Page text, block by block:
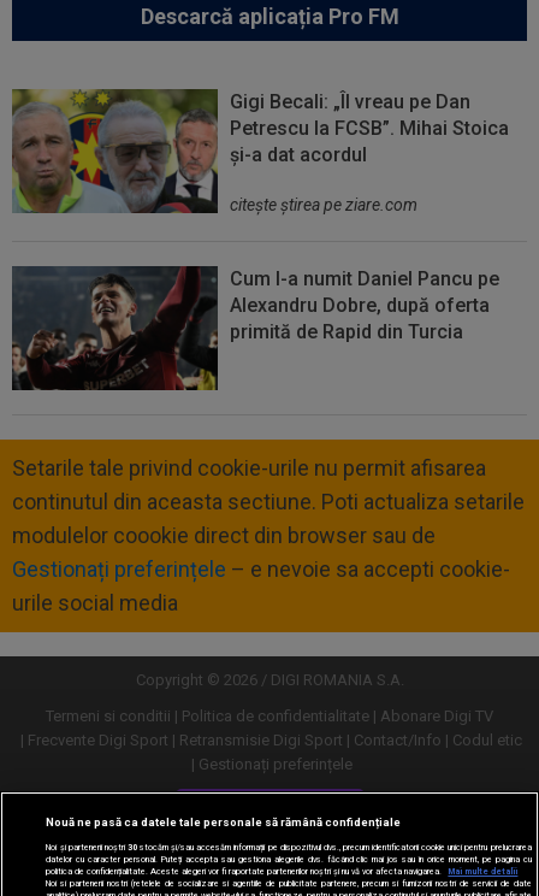
Descarcă aplicația Pro FM
Gigi Becali: „Îl vreau pe Dan
Petrescu la FCSB”. Mihai Stoica
și-a dat acordul
citeşte ştirea pe ziare.com
Cum l-a numit Daniel Pancu pe
Alexandru Dobre, după oferta
primită de Rapid din Turcia
Setarile tale privind cookie-urile nu permit afisarea
continutul din aceasta sectiune. Poti actualiza setarile
modulelor coookie direct din browser sau de
Gestionați preferințele – e nevoie sa accepti cookie-
urile social media
Copyright © 2026 / DIGI ROMANIA S.A.
Termeni si conditii
Politica de confidentialitate
Abonare Digi TV
Frecvente Digi Sport
Retransmisie Digi Sport Contact/Info
Codul etic
Gestionați preferințele
Versiune desktop
Nouă ne pasă ca datele tale personale să rămână confidențiale
Noi și partenerii noștri30stocăm și/sau accesăm informații pe dispozitivul dvs., precum identificatorii cookie unici pentru prelucrarea
datelor cu caracter personal. Puteți accepta sau gestiona alegerile dvs. făcând clic mai jos sau în orice moment, pe pagina cu
politica de confidențialitate. Aceste alegeri vor fi raportate partenerilor noștri și nu vă vor afecta navigarea.
Mai multe detalii
Noi si partenerii nostri (retelele de socializare si agentiile de publicitate partenere, precum si furnizorii nostri de servicii de date